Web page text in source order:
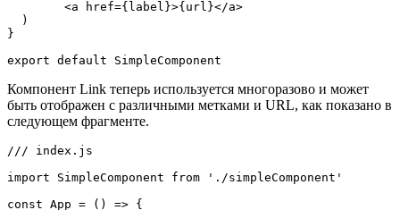
}
export default SimpleComponent
Компонент Link теперь используется многоразово и может
быть отображен с различными метками и URL, как показано в
следующем фрагменте.
/// index.js
import SimpleComponent from './simpleComponent'
const App = () => {